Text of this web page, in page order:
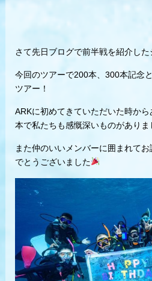
さて先日ブログで前半戦を紹介し
今回のツアーで200本、300本記念
ツアー！
ARKに初めてきていただいた時か
本で私たちも感慨深いものがありま
また仲のいいメンバーに囲まれて
でとうございました